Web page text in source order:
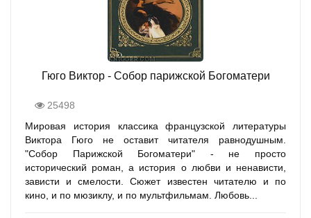
Гюго Виктор - Собор парижской Богоматери
25498
Мировая история классика французской литературы
Виктора Гюго не оставит читателя равнодушным.
"Собор Парижской Богоматери" - не просто
исторический роман, а история о любви и ненависти,
зависти и смелости. Сюжет известен читателю и по
кино, и по мюзиклу, и по мультфильмам. Любовь...